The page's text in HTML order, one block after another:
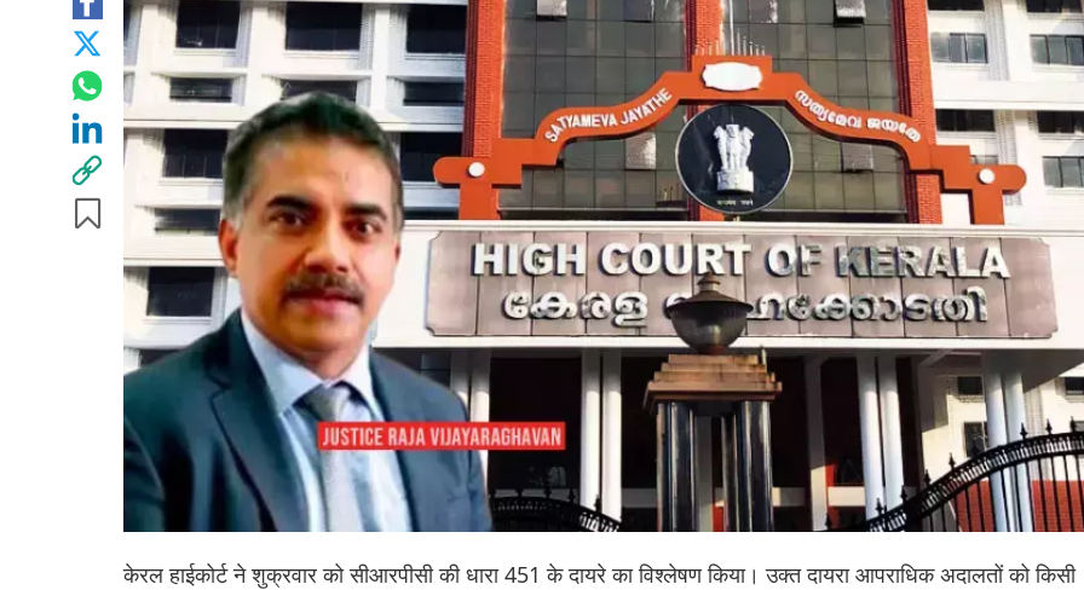
केरल हाईकोर्ट ने शुक्रवार को सीआरपीसी की धारा 451 के दायरे का विश्लेषण किया। उक्त दायरा आपराधिक अदालतों को किसी